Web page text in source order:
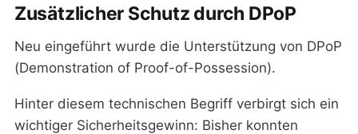
Zusätzlicher Schutz durch DPoP
Neu eingeführt wurde die Unterstützung von DPoP
(Demonstration of Proof-of-Possession).
Hinter diesem technischen Begriff verbirgt sich ein
wichtiger Sicherheitsgewinn: Bisher konnten